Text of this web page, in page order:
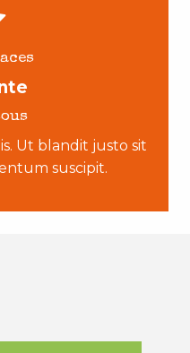
Ut blandit justo sit
suscipit.